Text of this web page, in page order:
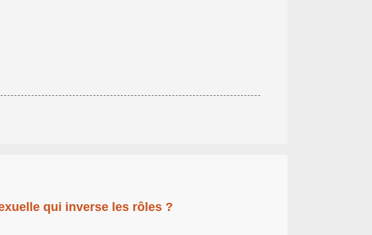
qui inverse les rôles ?